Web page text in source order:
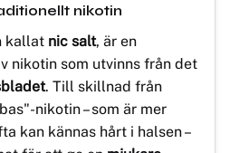
nikotin
kallat nic salt, är en
nikotin som utvinns från det
. Till skillnad från
nikotin – som är mer
kan kännas hårt i halsen –